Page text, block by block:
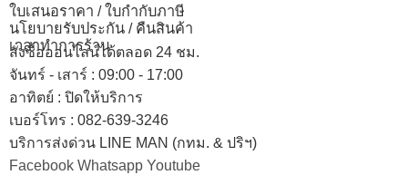
ใบเสนอราคา / ใบกำกับภาษี
นโยบายรับประกัน / คืนสินค้า
เวลาทำการร้าน
สั่งซื้อออนไลน์ได้ตลอด 24 ชม.
จันทร์ - เสาร์ : 09:00 - 17:00
อาทิตย์ : ปิดให้บริการ
เบอร์โทร : 082-639-3246
บริการส่งด่วน LINE MAN (กทม. & ปริฯ)
Facebook Whatsapp Youtube